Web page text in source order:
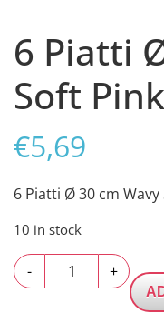
6 Piatti
Soft Pink
€5,69
6 Piatti Ø 30 cm Wavy
10 in stock
-
Piatti
+